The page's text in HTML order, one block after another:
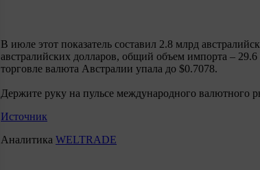
В июле этот показатель составил 2.8 млрд
австралийских долларов, общий объем импорта –
торговле валюта Австралии упала до $0.7078.
Держите руку на пульсе международного валютного
Источник
Аналитика WELTRADE